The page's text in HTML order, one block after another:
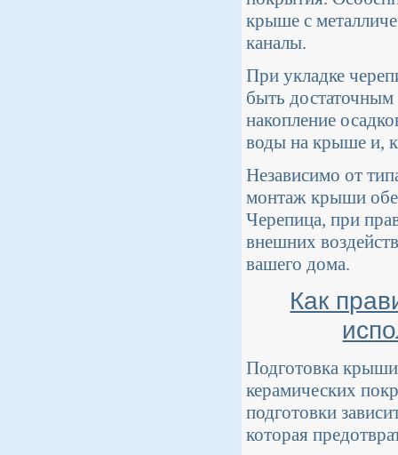
крыше с
каналы.
При укладке
быть достаточным
накопление
воды на крыше и,
Независимо от
монтаж крыши
Черепица, при
внешних
вашего дома.
Как
Подготовка крыши
керамических
подготовки
которая